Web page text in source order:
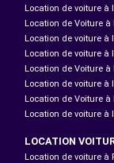
Location de voiture à
Location de Voiture à
Location de voiture à
Location de voiture à
Location de Voiture à
Location de voiture à
Location de Voiture à
Location de voiture à
LOCATION
Location de voiture à